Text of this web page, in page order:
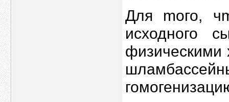
Для moго,
исxодного
физичecкими